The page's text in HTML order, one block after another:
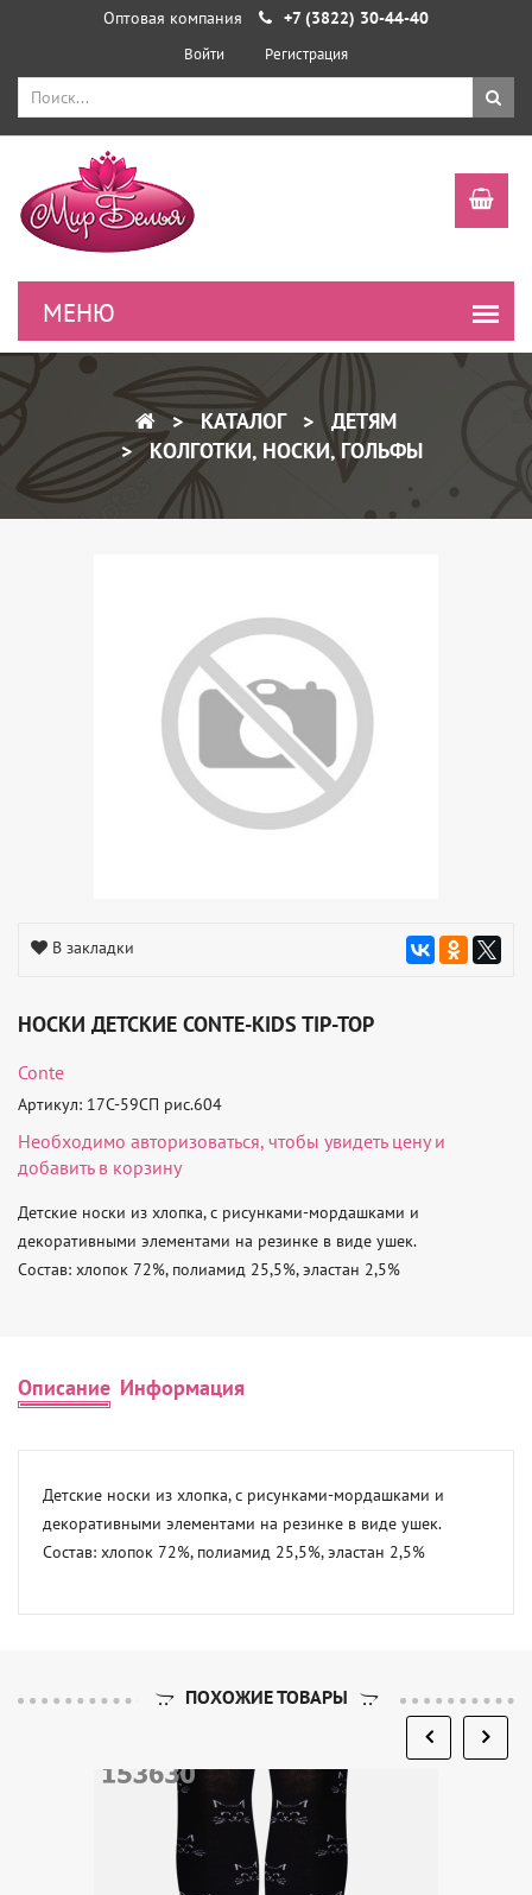
Оптовая компания +7 (3822) 30-44-40
Войти Регистрация
КАТАЛОГ
ДЕТЯМ
КОЛГОТКИ, НОСКИ, ГОЛЬФЫ
В закладки
НОСКИ ДЕТСКИЕ CONTE-KIDS TIP-TOP
Conte
Артикул: 17С-59СП рис.604
Необходимо авторизоваться, чтобы увидеть цену и
добавить в корзину
Детские носки из хлопка, с рисунками-мордашками и
декоративными элементами на резинке в виде ушек.
Состав: хлопок 72%, полиамид 25,5%, эластан 2,5%
Описание Информация
Детские носки из хлопка, с рисунками-мордашками и
декоративными элементами на резинке в виде ушек.
Состав: хлопок 72%, полиамид 25,5%, эластан 2,5%
ПОХОЖИЕ ТОВАРЫ